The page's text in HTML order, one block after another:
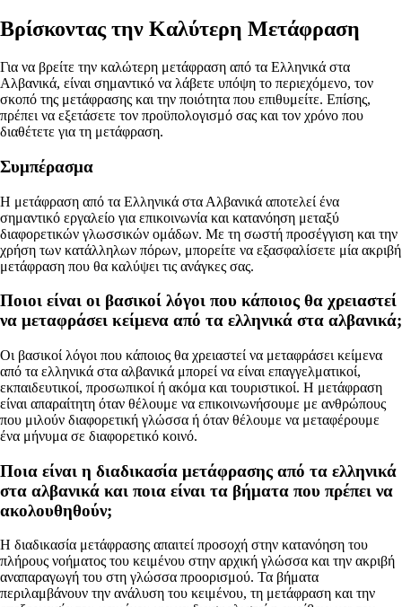
Βρίσκοντας την Καλύτερη Μετάφραση
Για να βρείτε την καλώτερη μετάφραση από τα Ελληνικά στα
Αλβανικά, είναι σημαντικό να λάβετε υπόψη το περιεχόμενο, τον
σκοπό της μετάφρασης και την ποιότητα που επιθυμείτε. Επίσης,
πρέπει να εξετάσετε τον προϋπολογισμό σας και τον χρόνο που
διαθέτετε για τη μετάφραση.
Συμπέρασμα
Η μετάφραση από τα Ελληνικά στα Αλβανικά αποτελεί ένα
σημαντικό εργαλείο για επικοινωνία και κατανόηση μεταξύ
διαφορετικών γλωσσικών ομάδων. Με τη σωστή προσέγγιση και την
χρήση των κατάλληλων πόρων, μπορείτε να εξασφαλίσετε μία ακριβή
μετάφραση που θα καλύψει τις ανάγκες σας.
Ποιοι είναι οι βασικοί λόγοι που κάποιος θα χρειαστεί
να μεταφράσει κείμενα από τα ελληνικά στα αλβανικά;
Οι βασικοί λόγοι που κάποιος θα χρειαστεί να μεταφράσει κείμενα
από τα ελληνικά στα αλβανικά μπορεί να είναι επαγγελματικοί,
εκπαιδευτικοί, προσωπικοί ή ακόμα και τουριστικοί. Η μετάφραση
είναι απαραίτητη όταν θέλουμε να επικοινωνήσουμε με ανθρώπους
που μιλούν διαφορετική γλώσσα ή όταν θέλουμε να μεταφέρουμε
ένα μήνυμα σε διαφορετικό κοινό.
Ποια είναι η διαδικασία μετάφρασης από τα ελληνικά
στα αλβανικά και ποια είναι τα βήματα που πρέπει να
ακολουθηθούν;
Η διαδικασία μετάφρασης απαιτεί προσοχή στην κατανόηση του
πλήρους νοήματος του κειμένου στην αρχική γλώσσα και την ακριβή
αναπαραγωγή του στη γλώσσα προορισμού. Τα βήματα
περιλαμβάνουν την ανάλυση του κειμένου, τη μετάφραση και την